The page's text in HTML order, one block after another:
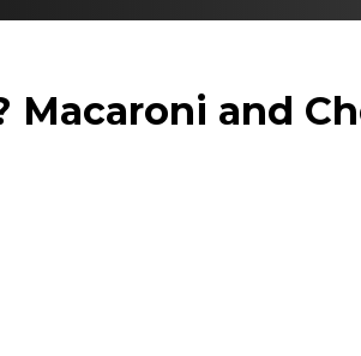
Macaroni and